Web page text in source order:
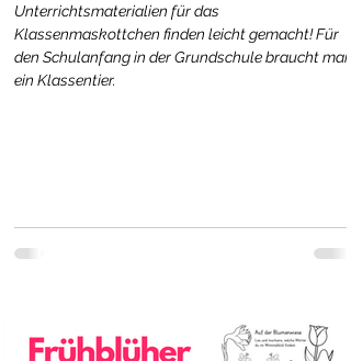
Unterrichtsmaterialien für das
Klassenmaskottchen finden leicht gemacht! Für
den Schulanfang in der Grundschule braucht man
ein Klassentier.